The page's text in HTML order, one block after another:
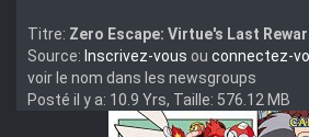
Titre: Zero Escape: Virtue's Last
Source: Inscrivez-vous ou connectez-
voir le nom dans les newsgroups
Posté il y a: 10.9 Yrs, Taille: 576.12 MB